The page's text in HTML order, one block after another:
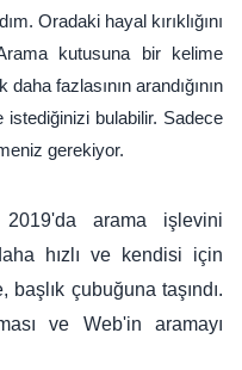
Oradaki hayal kırıklığını
kutusuna bir kelime
fazlasının arandığının
istediğinizi bulabilir. Sadece
gerekiyor.
arama işlevini
hızlı ve kendisi için
çubuğuna taşındı.
ve Web'in aramayı